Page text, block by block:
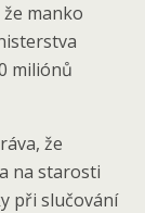
manko
miliónů
že
na starosti
při slučování